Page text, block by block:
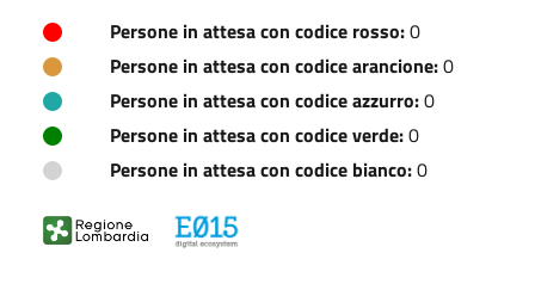
Persone in attesa con codice rosso:0
Persone in attesa con codice arancione:0
Persone in attesa con codice azzurro:0
Persone in attesa con codice verde:0
Persone in attesa con codice bianco:0